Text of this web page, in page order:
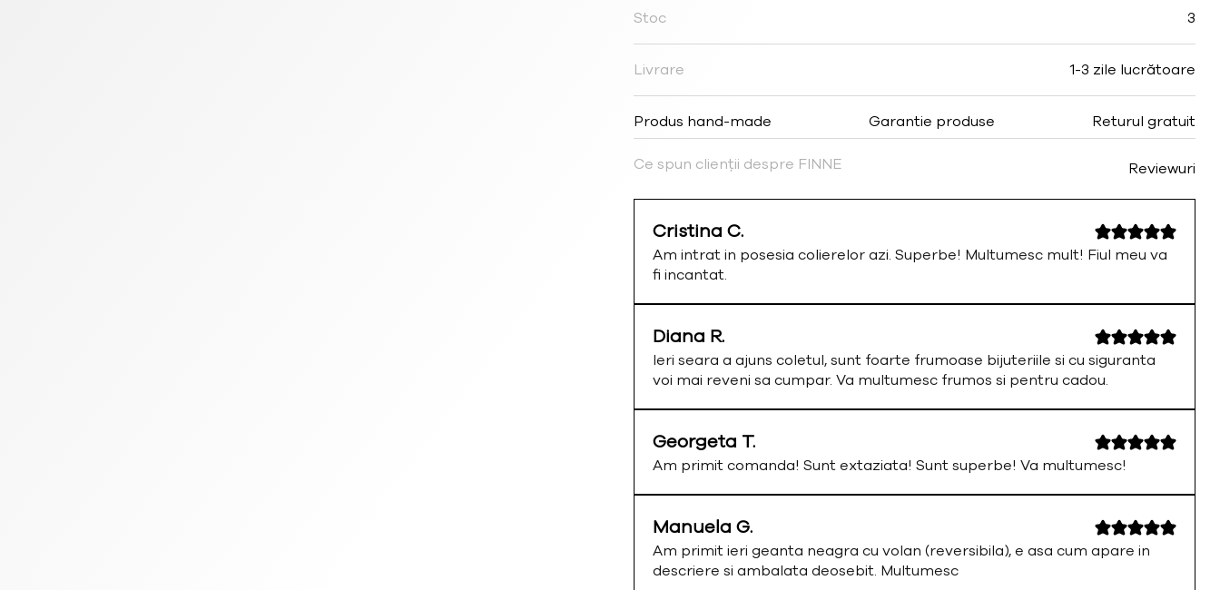
Stoc 3
Livrare 1-3 zile lucrătoare
Produs hand-made Garantie produse Returul gratuit
Ce spun clienții despre FINNE Reviewuri
Cristina C.
Am intrat in posesia colierelor azi. Superbe! Multumesc mult! Fiul meu va
fi incantat.
Diana R.
Ieri seara a ajuns coletul, sunt foarte frumoase bijuteriile si cu siguranta
voi mai reveni sa cumpar. Va multumesc frumos si pentru cadou.
Georgeta T.
Am primit comanda! Sunt extaziata! Sunt superbe! Va multumesc!
Manuela G.
Am primit ieri geanta neagra cu volan (reversibila), e asa cum apare in
descriere si ambalata deosebit. Multumesc